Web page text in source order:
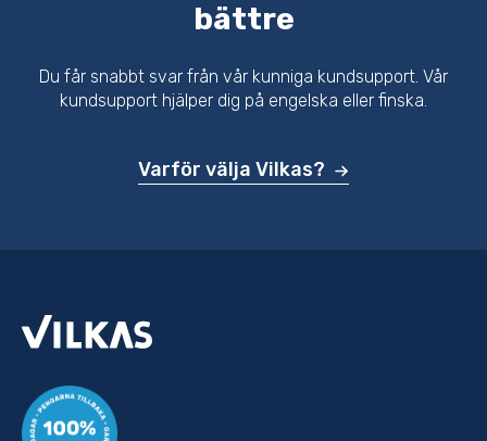
bättre
Du får snabbt svar från vår kunniga kundsupport. Vår
kundsupport hjälper dig på engelska eller finska.
Varför välja Vilkas?